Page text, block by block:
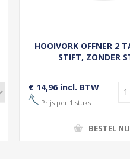
HOOIVORK OFFNER 2
STIFT, ZONDER
€ 14,96 incl. BTW
Prijs per 1 stuks
BESTEL